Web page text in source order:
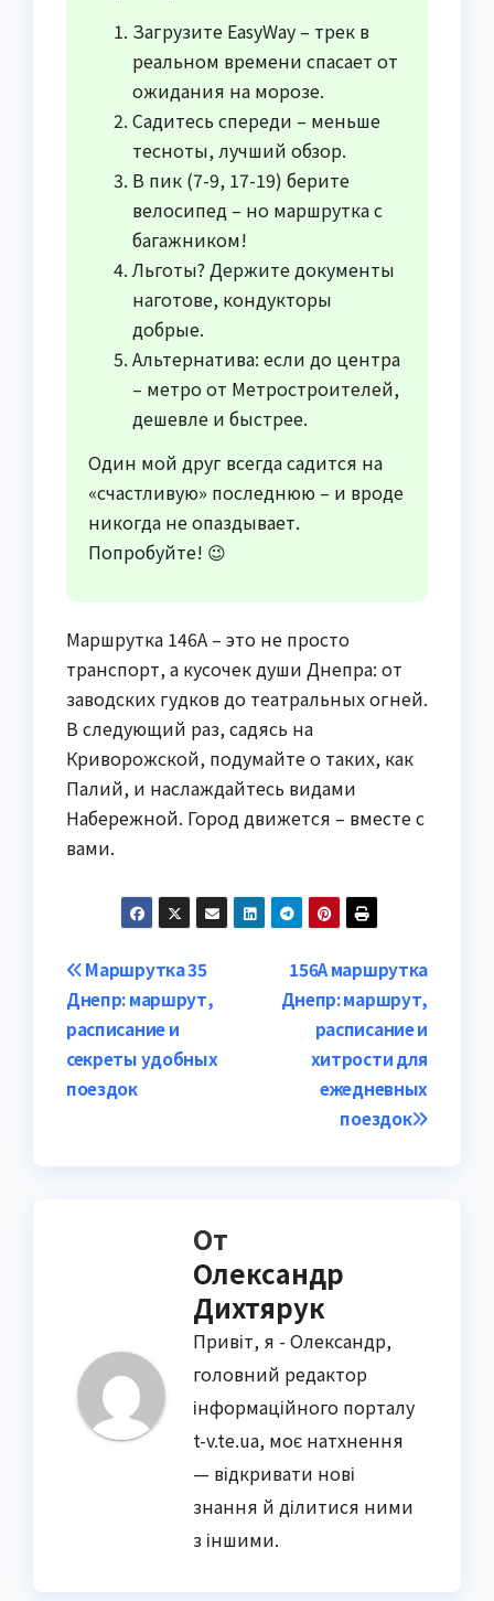
Загрузите EasyWay – трек в
реальном времени спасает от
ожидания на морозе.
Садитесь спереди – меньше
тесноты, лучший обзор.
В пик (7-9, 17-19) берите
велосипед – но маршрутка с
багажником!
Льготы? Держите документы
наготове, кондукторы
добрые.
Альтернатива: если до центра
– метро от Метростроителей,
дешевле и быстрее.
Один мой друг всегда садится на
«счастливую» последнюю – и вроде
никогда не опаздывает.
Попробуйте! 😉
Маршрутка 146А – это не просто
транспорт, а кусочек души Днепра: от
заводских гудков до театральных огней.
В следующий раз, садясь на
Криворожской, подумайте о таких, как
Палий, и наслаждайтесь видами
Набережной. Город движется – вместе с
вами.
Навигация
по
записям
156А маршрутка
Днепр: маршрут,
расписание и
хитрости для
ежедневных
поездок
Маршрутка 35
Днепр: маршрут,
расписание и
секреты удобных
поездок
От
Олександр
Дихтярук
Привіт, я - Олександр,
головний редактор
інформаційного порталу
t-v.te.ua, моє натхнення
— відкривати нові
знання й ділитися ними
з іншими.